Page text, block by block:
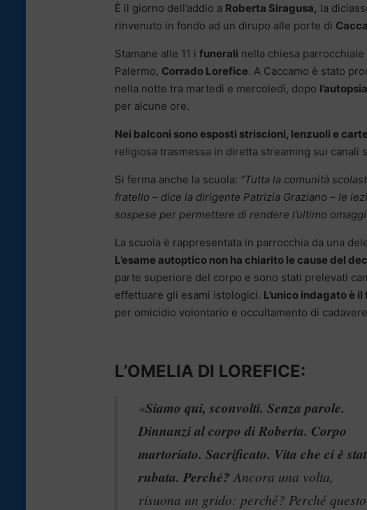
È il giorno dell’addio a Roberta Siragusa, la
rinvenuto in fondo ad un dirupo alle porte di
Stamane alle 11 i funerali nella chiesa
Palermo, Corrado Lorefice. A Caccamo è stato
nella notte tra martedì e mercoledì, dopo l’autopsia
per alcune ore.
Nei balconi sono esposti striscioni, lenzuoli e
religiosa trasmessa in diretta streaming sui canali
Si ferma anche la scuola: “Tutta la comunità
fratello – dice la dirigente Patrizia Graziano – le
sospese per permettere di rendere l’ultimo
La scuola è rappresentata in parrocchia da una
L’esame autoptico non ha chiarito le cause del
parte superiore del corpo e sono stati prelevati
effettuare gli esami istologici. L’unico indagato è
per omicidio volontario e occultamento di
L’OMELIA DI LOREFICE:
«Siamo qui, sconvolti. Senza parole.
Dinnanzi al corpo di Roberta. Corpo
martoriato. Sacrificato. Vita che ci è
rubata. Perché?Ancora una volta,
risuona un grido: perché? Perché questo